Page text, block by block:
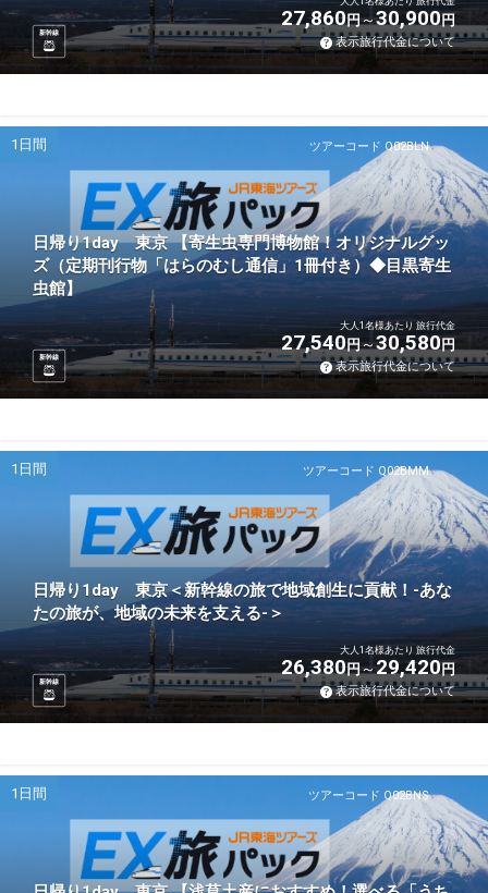
新幹線
27,860円 30,900円
表示旅行代金について
ツアーコード Q02BLN
1日間
日帰り1day 東京 【寄生虫専門博物館！オリジナルグッ
ズ（定期刊行物「はらのむし通信」1冊付き）◆目黒寄生
虫館】
新幹線
大人1名様あたり 旅行代金
27,540円 30,580円
表示旅行代金について
ツアーコード Q02BMM
1日間
日帰り1day 東京＜新幹線の旅で地域創生に貢献！-あな
たの旅が、地域の未来を支える-＞
新幹線
大人1名様あたり 旅行代金
26,380円 29,420円
表示旅行代金について
ツアーコード Q02BNS
1日間